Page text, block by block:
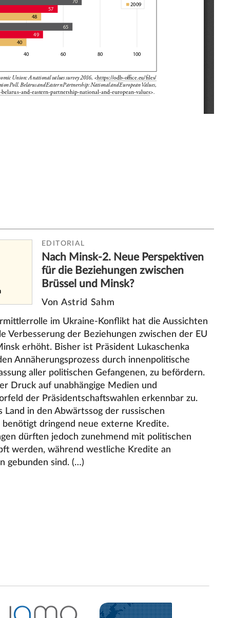
EDITORIAL
Nach Minsk-2. Neue Perspektiven
für die Beziehungen zwischen
Brüssel und Minsk?
Von Astrid Sahm
im Ukraine-Konflikt hat die Aussichten
Verbesserung der Beziehungen zwischen der EU
erhöht. Bisher ist Präsident Lukaschenka
Annäherungsprozess durch innenpolitische
aller politischen Gefangenen, zu befördern.
Druck auf unabhängige Medien und
der Präsidentschaftswahlen erkennbar zu.
Land in den Abwärtssog der russischen
dringend neue externe Kredite.
dürften jedoch zunehmend mit politischen
werden, während westliche Kredite an
gebunden sind. (…)